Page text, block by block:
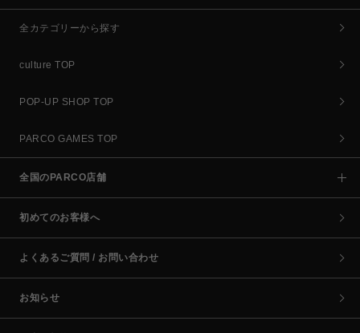
全カテゴリーから探す
culture TOP
POP-UP SHOP TOP
PARCO GAMES TOP
全国のPARCO店舗
初めてのお客様へ
よくあるご質問 / お問い合わせ
お知らせ